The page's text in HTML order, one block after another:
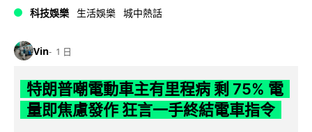
科技娛樂 生活娛樂 城中熱話
Vin 1 日
特朗普嘲電動車主有里程病 剩 75% 電
量即焦慮發作 狂言一手終結電車指令